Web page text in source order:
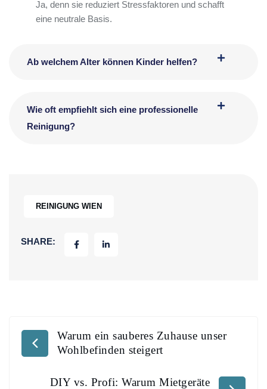
Ja, denn sie reduziert Stressfaktoren und schafft
eine neutrale Basis.
Ab welchem Alter können Kinder helfen?
Wie oft empfiehlt sich eine professionelle
Reinigung?
REINIGUNG WIEN
SHARE:
Warum ein sauberes Zuhause unser
Wohlbefinden steigert
DIY vs. Profi: Warum Mietgeräte